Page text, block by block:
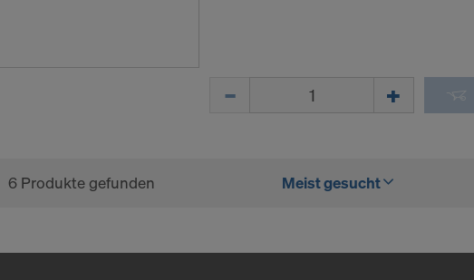
6 Produkte gefunden Meist gesucht